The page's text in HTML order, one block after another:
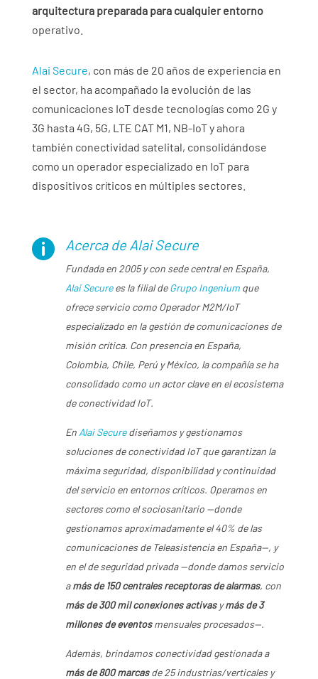
arquitectura preparada para cualquier entorno
operativo.
Alai Secure, con más de 20 años de experiencia en
el sector, ha acompañado la evolución de las
comunicaciones IoT desde tecnologías como 2G y
3G hasta 4G, 5G, LTE CAT M1, NB-IoT y ahora
también conectividad satelital, consolidándose
como un operador especializado en IoT para
dispositivos críticos en múltiples sectores.
 Acerca de Alai Secure
Fundada en 2005 y con sede central en España,
Alai Securees la filial deGrupo Ingeniumque
ofrece servicio como Operador M2M/IoT
especializado en la gestión de comunicaciones de
misión crítica. Con presencia en España,
Colombia, Chile, Perú y México, la compañía se ha
consolidado como un actor clave en el ecosistema
de conectividad IoT.
En Alai Securediseñamos y gestionamos
soluciones de conectividad IoT que garantizan la
máxima seguridad, disponibilidad y continuidad
del servicio en entornos críticos. Operamos en
sectores como el sociosanitario —donde
gestionamos aproximadamente el 40% de las
comunicaciones de Teleasistencia en España—, y
en el de seguridad privada —donde damos servicio
amás de 150 centrales receptoras de alarmas, con
más de 300 mil conexiones activasymás de 3
millones de eventosmensuales procesados—.
Además, brindamos conectividad gestionada a
más de 800 marcasde 25 industrias/verticales y